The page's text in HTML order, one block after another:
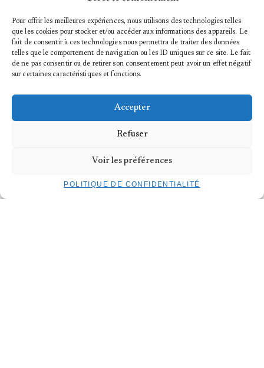
Pour offrir les meilleures expériences, nous utilisons des technologies telles
que les cookies pour stocker et/ou accéder aux informations des appareils. Le
fait de consentir à ces technologies nous permettra de traiter des données
telles que le comportement de navigation ou les ID uniques sur ce site. Le fait
de ne pas consentir ou de retirer son consentement peut avoir un effet négatif
sur certaines caractéristiques et fonctions.
Accepter
Refuser
Voir les préférences
POLITIQUE DE CONFIDENTIALITÉ
En 2022, il fonde la Compagnie Balsamaire et initie sa
première création,Homer Guelem,et développe un travail
participatif et inclusif :Amulets(en collaboration avec Jérémy
Tran et We, Mutants. Il travaille actuellement sur sa deuxième
création,Sabbat . L’ADN de la compagnie repose sur la mise à
disposition des outils chorégraphiques au service d’un
groupes de danseur·euses amateur·ices.
INFORMATIONS PRATIQUES
Tous niveaux, 06-10 ans